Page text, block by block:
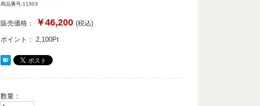
商品番号:11503
販売価格： ￥46,200 (税込)
ポイント： 2,100Pt
数量：